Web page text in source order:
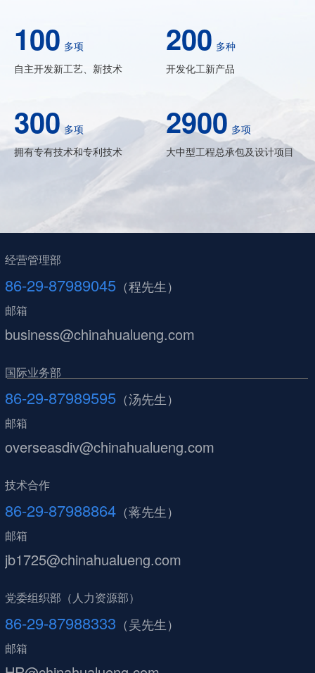
100 多项
自主开发新工艺、新技术
200 多种
开发化工新产品
300 多项
拥有专有技术和专利技术
2900 多项
大中型工程总承包及设计项目
国际业务部
86-29-87989595 （汤先生）
邮箱
overseasdiv@chinahualueng.com
经营管理部
86-29-87989045 （程先生）
邮箱
business@chinahualueng.com
党委组织部（人力资源部）
86-29-87988333 （吴先生）
邮箱
技术合作
86-29-87988864 （蒋先生）
邮箱
jb1725@chinahualueng.com